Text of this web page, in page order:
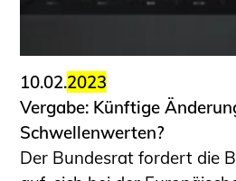
10.02.2023
Vergabe: Künftige
Schwellenwerten?
Der Bundesrat fordert die